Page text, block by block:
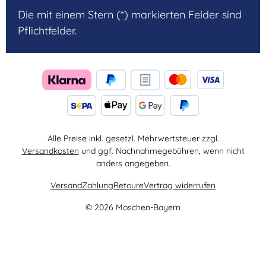
Die mit einem Stern (*) markierten Felder sind
Pflichtfelder.
Alle Preise inkl. gesetzl. Mehrwertsteuer zzgl.
Versandkosten und ggf. Nachnahmegebühren, wenn nicht
anders angegeben.
© 2026 Moschen-Bayern
VersandZahlungRetoureVertrag widerrufen